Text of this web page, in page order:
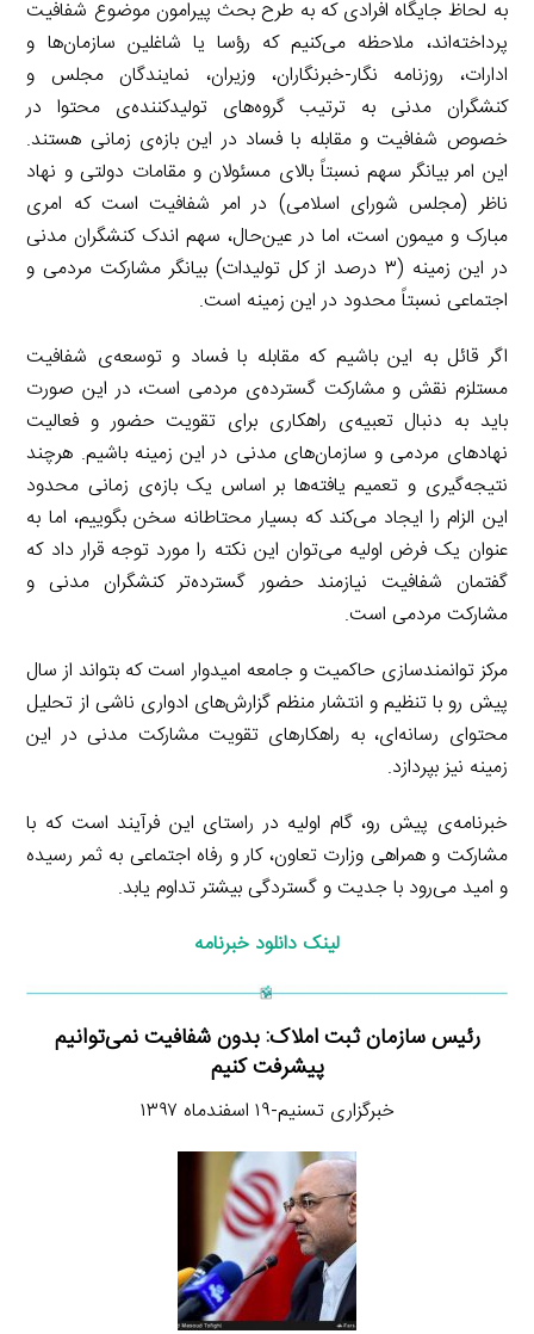
به لحاظ جایگاه افرادی که به طرح بحث پیرامون موضوع شفافیت
پرداخته‌اند، ملاحظه می‌کنیم که رؤسا یا شاغلین سازمان‌ها و
ادارات، روزنامه نگار-خبرنگاران، وزیران، نمایندگان مجلس و
کنشگران مدنی به ترتیب گروه‌های تولیدکننده‌ی محتوا در
خصوص شفافیت و مقابله با فساد در این بازه‌ی زمانی هستند.
این امر بیانگر سهم نسبتاً بالای مسئولان و مقامات دولتی و نهاد
ناظر (مجلس شورای اسلامی) در امر شفافیت است که امری
مبارک و میمون است، اما در عین‌حال، سهم اندک کنشگران مدنی
در این زمینه (۳ درصد از کل تولیدات) بیانگر مشارکت مردمی و
اجتماعی نسبتاً محدود در این زمینه است.
اگر قائل به این باشیم که مقابله با فساد و توسعه‌ی شفافیت
مستلزم نقش و مشارکت گسترده‌ی مردمی است، در این صورت
باید به دنبال تعبیه‌ی راهکاری برای تقویت حضور و فعالیت
نهادهای مردمی و سازمان‌های مدنی در این زمینه باشیم. هرچند
نتیجه‌گیری و تعمیم یافته‌ها بر اساس یک بازه‌ی زمانی محدود
این الزام را ایجاد می‌کند که بسیار محتاطانه سخن بگوییم، اما به
عنوان یک فرض اولیه می‌توان این نکته را مورد توجه قرار داد که
گفتمان شفافیت نیازمند حضور گسترده‌تر کنشگران مدنی و
مشارکت مردمی است.
مرکز توانمندسازی حاکمیت و جامعه امیدوار است که بتواند از سال
پیش رو با تنظیم و انتشار منظم گزارش‌های ادواری ناشی از تحلیل
محتوای رسانه‌ای، به راهکارهای تقویت مشارکت مدنی در این
زمینه نیز بپردازد.
خبرنامه‌ی پیش رو، گام اولیه در راستای این فرآیند است که با
مشارکت و همراهی وزارت تعاون، کار و رفاه اجتماعی به ثمر رسیده
و امید می‌رود با جدیت و گستردگی بیشتر تداوم یابد.
لینک دانلود خبرنامه
رئیس سازمان ثبت املاک: بدون شفافیت نمی‌توانیم
پیشرفت کنیم
خبرگزاری تسنیم-۱۹ اسفندماه ۱۳۹۷